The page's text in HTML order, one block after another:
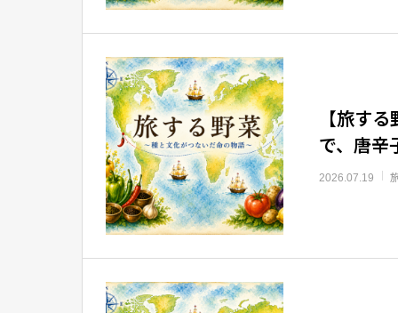
【旅す
で、唐辛
2026.07.19